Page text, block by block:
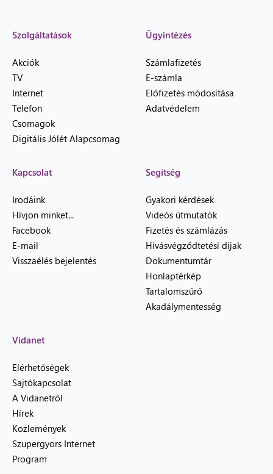
Szolgáltatások
Akciók
TV
Internet
Telefon
Csomagok
Digitális Jólét Alapcsomag
Ügyintézés
Számlafizetés
E-számla
Előfizetés módosítása
Adatvédelem
Kapcsolat
Irodáink
Hívjon minket...
Facebook
E-mail
Visszaélés bejelentés
Segítség
Gyakori kérdések
Videós útmutatók
Fizetés és számlázás
Hívásvégződtetési díjak
Dokumentumtár
Honlaptérkép
Tartalomszűrő
Akadálymentesség
Vidanet
Elérhetőségek
Sajtókapcsolat
A Vidanetről
Hírek
Közlemények
Szupergyors Internet
Program